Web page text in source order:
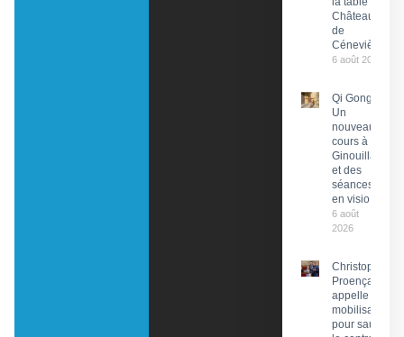
Château
de
Cénevières
6 août 2026
Qi Gong :
Un
nouveau
cours à
Ginouillac
et des
séances
en visio
6 août
2026
Christophe
Proença
appelle à la
mobilisation
pour sauver